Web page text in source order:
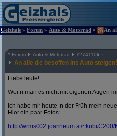
Geizhals » Forum » Auto & Motorrad » An
^ Forum Auto & Motorrad #2741106
An alle die besoffen ins Auto steigen!
Liebe leute!
Wenn man es nicht mit eigenen Augen
Ich habe mir heute in der Früh mein
Hier ein paar Fotos:
http://wrms002.joanneum.at/~kubi/C200/